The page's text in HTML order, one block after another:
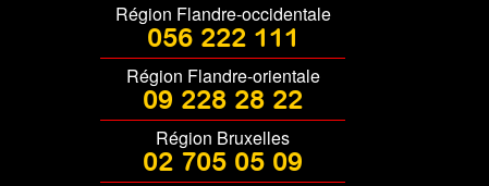
Région Flandre-occidentale
056 222 111
Région Flandre-orientale
09 228 28 22
Région Bruxelles
02 705 05 09